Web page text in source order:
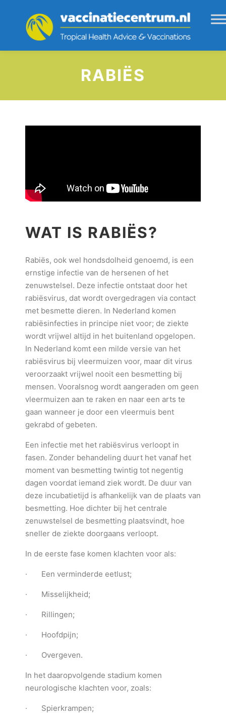
RABIËS
WAT IS RABIËS?
Rabiës, ook wel hondsdolheid genoemd, is een
ernstige infectie van de hersenen of het
zenuwstelsel. Deze infectie ontstaat door het
rabiësvirus, dat wordt overgedragen via contact
met besmette dieren. In Nederland komen
rabiësinfecties in principe niet voor; de ziekte
wordt vrijwel altijd in het buitenland opgelopen.
In Nederland komt een milde versie van het
rabiësvirus bij vleermuizen voor, maar dit virus
veroorzaakt vrijwel nooit een besmetting bij
mensen. Vooralsnog wordt aangeraden om geen
vleermuizen aan te raken en naar een arts te
gaan wanneer je door een vleermuis bent
gekrabd of gebeten.
Een infectie met het rabiësvirus verloopt in
fasen. Zonder behandeling duurt het vanaf het
moment van besmetting twintig tot negentig
dagen voordat iemand ziek wordt. De duur van
deze incubatietijd is afhankelijk van de plaats van
besmetting. Hoe dichter bij het centrale
zenuwstelsel de besmetting plaatsvindt, hoe
sneller de ziekte doorgaans verloopt.
In de eerste fase komen klachten voor als:
· Een verminderde eetlust;
· Misselijkheid;
· Rillingen;
· Hoofdpijn;
· Overgeven.
In het daaropvolgende stadium komen
neurologische klachten voor, zoals:
· Spierkrampen;